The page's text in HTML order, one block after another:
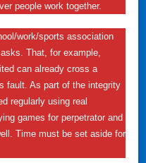
people work together.
work/sports association
That, for example,
can already cross a
fault. As part of the integrity
regularly using real
games for perpetrator and
Time must be set aside for